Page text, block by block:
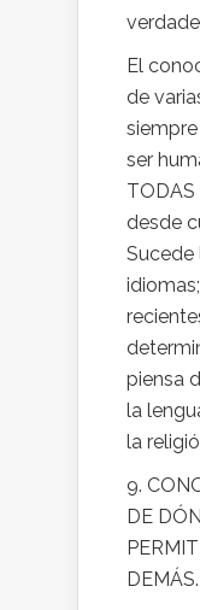
El
de
ser
TODAS
desde
Sucede
piensa
la
la
9.
DE
DEMÁS.